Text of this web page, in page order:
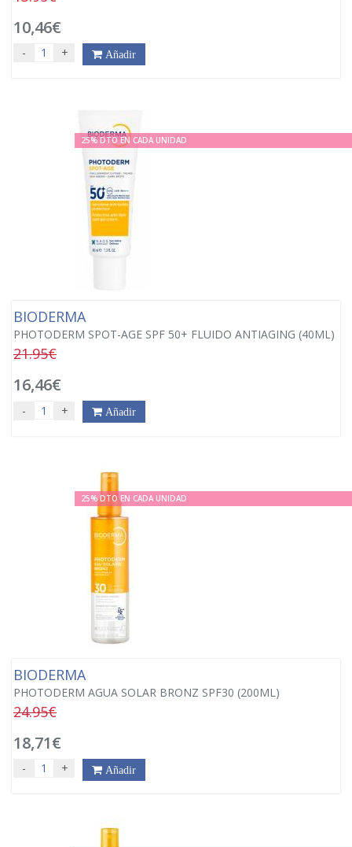
10,46€
- + Añadir
25% DTO EN CADA UNIDAD
BIODERMA
PHOTODERM SPOT-AGE SPF 50+ FLUIDO ANTIAGING (40ML)
21.95€
16,46€
- + Añadir
25% DTO EN CADA UNIDAD
BIODERMA
PHOTODERM AGUA SOLAR BRONZ SPF30 (200ML)
24.95€
18,71€
- + Añadir